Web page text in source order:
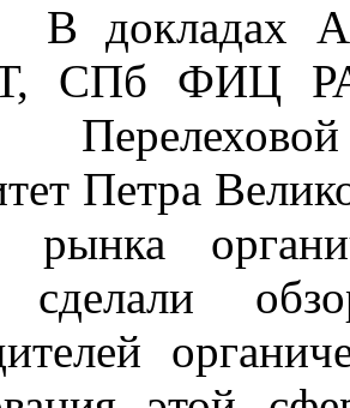
СПб ФИЦ
Петра
рынка
сделали